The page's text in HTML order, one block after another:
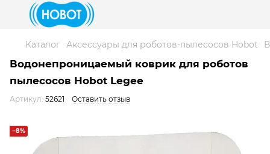
Каталог Аксессуары для роботов-пылесосов Hobot
Водонепроницаемый коврик для роботов
пылесосов Hobot Legee
Артикул: 52621 Оставить отзыв
−8%